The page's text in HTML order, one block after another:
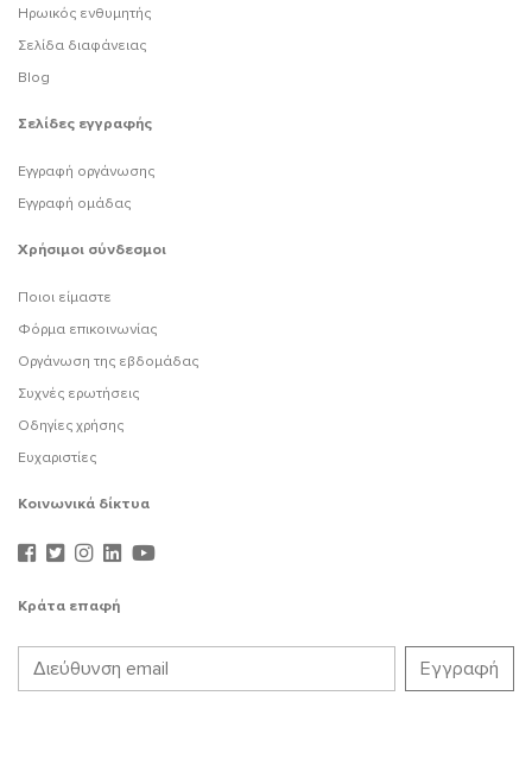
Ηρωικός ενθυμητής
Σελίδα διαφάνειας
Blog
Σελίδες εγγραφής
Εγγραφή οργάνωσης
Εγγραφή ομάδας
Χρήσιμοι σύνδεσμοι
Ποιοι είμαστε
Φόρμα επικοινωνίας
Οργάνωση της εβδομάδας
Συχνές ερωτήσεις
Οδηγίες χρήσης
Ευχαριστίες
Κοινωνικά δίκτυα
Κράτα επαφή